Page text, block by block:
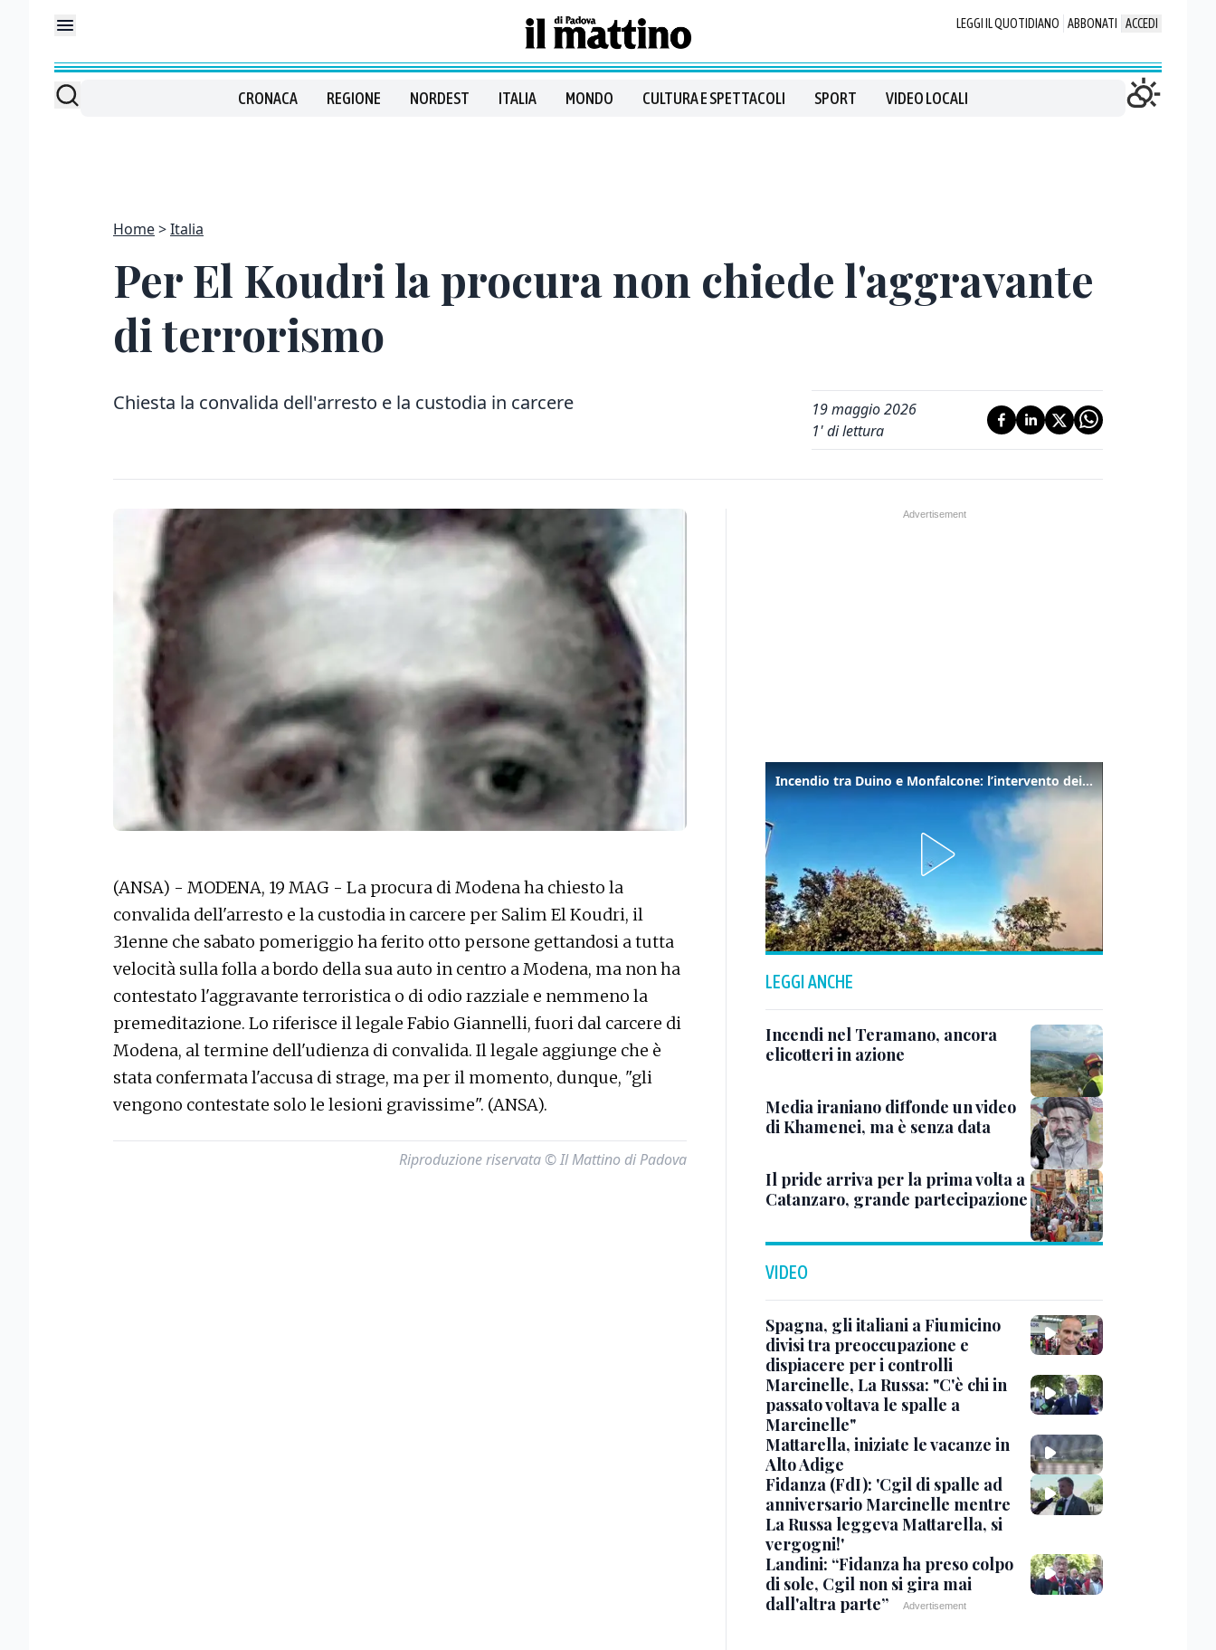
LEGGI IL QUOTIDIANO ABBONATI ACCEDI
CRONACA REGIONE NORDEST ITALIA MONDO CULTURA E SPETTACOLI SPORT VIDEO LOCALI
Home Italia
Per El Koudri la procura non chiede l'aggravante
di terrorismo
Chiesta la convalida dell'arresto e la custodia in carcere
19 maggio 2026
1' di lettura
(ANSA) - MODENA, 19 MAG - La procura di Modena ha chiesto la
convalida dell'arresto e la custodia in carcere per Salim El Koudri, il
31enne che sabato pomeriggio ha ferito otto persone gettandosi a tutta
velocità sulla folla a bordo della sua auto in centro a Modena, ma non ha
contestato l'aggravante terroristica o di odio razziale e nemmeno la
premeditazione. Lo riferisce il legale Fabio Giannelli, fuori dal carcere di
Modena, al termine dell'udienza di convalida. Il legale aggiunge che è
stata confermata l'accusa di strage, ma per il momento, dunque, "gli
vengono contestate solo le lesioni gravissime". (ANSA).
Riproduzione riservata © Il Mattino di Padova
Incendio tra Duino e Monfalcone: l’intervento dei vigili del fuoco
LEGGI ANCHE
Incendi nel Teramano, ancora
elicotteri in azione
Media iraniano diffonde un video
di Khamenei, ma è senza data
Il pride arriva per la prima volta a
Catanzaro, grande partecipazione
VIDEO
Spagna, gli italiani a Fiumicino
divisi tra preoccupazione e
dispiacere per i controlli
Marcinelle, La Russa: "C'è chi in
passato voltava le spalle a
Marcinelle"
Mattarella, iniziate le vacanze in
Alto Adige
Fidanza (FdI): 'Cgil di spalle ad
anniversario Marcinelle mentre
La Russa leggeva Mattarella, si
vergogni!'
Landini: “Fidanza ha preso colpo
di sole, Cgil non si gira mai
dall'altra parte”